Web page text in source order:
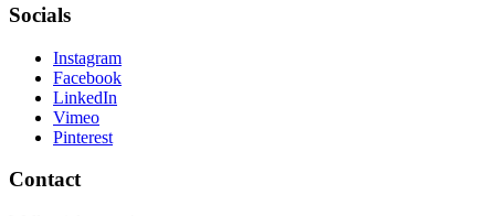
Socials
Instagram
Facebook
LinkedIn
Vimeo
Pinterest
Contact